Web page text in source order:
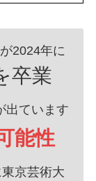
2024年に
卒業
出ています
能性
京芸術大